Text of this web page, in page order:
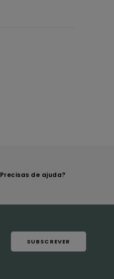
Precisas de ajuda?
SUBSCREVER